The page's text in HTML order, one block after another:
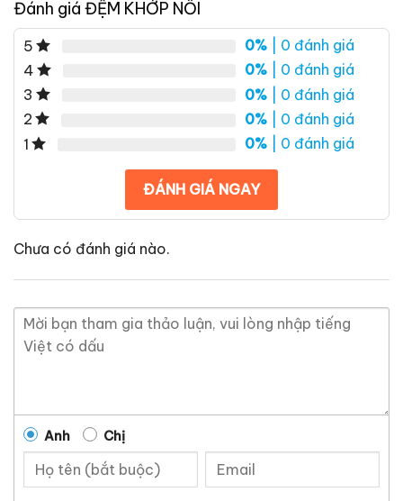
Đánh giá ĐỆM KHỚP NỐI
5 0% | 0 đánh giá
4
0% | 0 đánh giá
3
0% | 0 đánh giá
2
0% | 0 đánh giá
1
0% | 0 đánh giá
ĐÁNH GIÁ NGAY
Chưa có đánh giá nào.
Anh Chị